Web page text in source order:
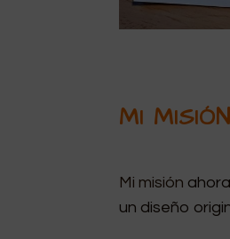
MI MISIÓN
Mi misión
un diseño